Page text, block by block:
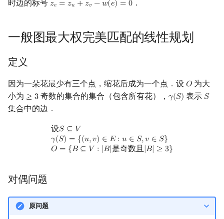
CP Editor
Code::Blocks
排序相关 STL
排序应用
DP 套 DP
广义后缀自动机
回文树
序列自动机
Lyndon 分解
Main–Lorentz 算法
阶乘取模
卢卡斯定理
二次剩余
阶 & 原根
高次剩余 & 单位根
狄利克雷卷积
形式幂级数复合|复合逆
普通生成函数
Pólya 计数
图论计数
线性代数
概率论
博弈论
杨氏矩阵
拟阵
划分树
二叉搜索树 & 平衡树
可持久化数据结构
树套树
析合树
PQ 树
复杂度分析
计算几何杂项
主元素问题
Garsia–Wachs 算法
Kahan 求和
珂朵莉树/颜色段均摊
空间优化简介
时边的标号 𝑧𝑒 = 𝑧𝑢 +𝑧𝑣 −𝑤(𝑒) = 0
ze =z u+z v−w( e) =0 ．
一般图最大权完美匹配的线性规划
定义
因为一朵花最少有三个点，缩花后成为一个点．设 𝑂
O 为大
小为 ≥ 3
≥3 奇数的集合的集合（包含所有花）， 𝛾(𝑆)
γ(S) 表示 𝑆
S
集合中的边．
设𝑆 ⊆ 𝑉
𝛾(𝑆) = {(𝑢,𝑣) ∈ 𝐸 : 𝑢 ∈ 𝑆,𝑣 ∈ 𝑆}
𝑂 = {𝐵 ⊆ 𝑉 : |𝐵|是奇数且|𝐵| ≥ 3}
={(u,v)∈E
对偶问题
原问题